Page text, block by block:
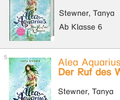
Stewner, Tanya
Ab Klasse 6
Alea
Der Ruf des
Stewner, Tanya